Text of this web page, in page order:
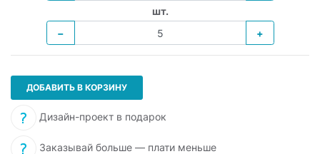
шт.
−
+
ДОБАВИТЬ В КОРЗИНУ
Дизайн-проект в подарок
Заказывай больше — плати меньше